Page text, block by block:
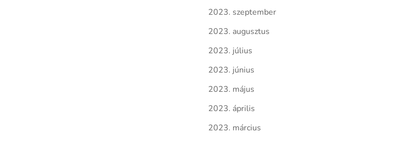
2023. szeptember
2023. augusztus
2023. július
2023. június
2023. május
2023. április
2023. március